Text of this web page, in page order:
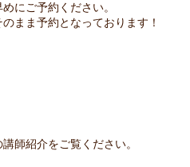
にご予約ください。
まま予約となっております！
師紹介をご覧ください。